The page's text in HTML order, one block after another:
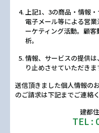
上記1、3の商品・情報
電子メール等による営
ーケティング活動。顧
析。
情報、サービスの提供
り止めさせていただきま
送信頂きました個人情報の
のご請求は下記までご連絡く
建都
TEL :